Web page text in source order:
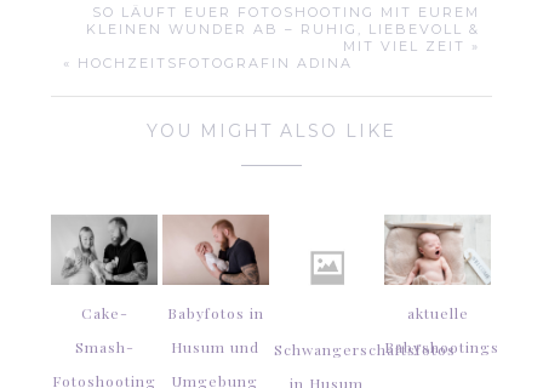
SO LÄUFT EUER FOTOSHOOTING MIT EUREM
KLEINEN WUNDER AB – RUHIG, LIEBEVOLL &
MIT VIEL ZEIT »
« HOCHZEITSFOTOGRAFIN ADINA
YOU MIGHT ALSO LIKE
Cake-
Smash-
Fotoshooting
Babyfotos in
Husum und
Umgebung
Schwangerschaftsfotos
in Husum
aktuelle
Babyshootings